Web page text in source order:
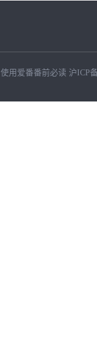
使用爱番番前必读 沪ICP